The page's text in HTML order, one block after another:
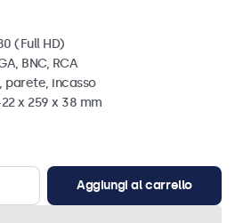
(Full HD)
BNC, RCA
parete, incasso
x 259 x 38 mm
Aggiungi al carrello